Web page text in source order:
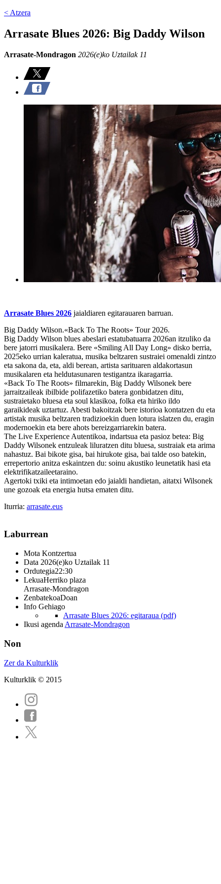
< Atzera
Arrasate Blues 2026: Big Daddy Wilson
Arrasate-Mondragon 2026(e)ko Uztailak 11
Arrasate Blues 2026 jaialdiaren egitarauaren barruan.
Big Daddy Wilson.«Back To The Roots» Tour 2026.
Big Daddy Wilson blues abeslari estatubatuarra 2026an itzuliko da
bere jatorri musikalera. Bere «Smiling All Day Long» disko berria,
2025eko urrian kaleratua, musika beltzaren sustraiei omenaldi zintzo
eta sakona da, eta, aldi berean, artista sarituaren aldakortasun
musikalaren eta heldutasunaren testigantza ikaragarria.
«Back To The Roots» filmarekin, Big Daddy Wilsonek bere
jarraitzaileak ibilbide polifazetiko batera gonbidatzen ditu,
sustraietako bluesa eta soul klasikoa, folka eta hiriko ildo
garaikideak uztartuz. Abesti bakoitzak bere istorioa kontatzen du eta
artistak musika beltzaren tradizioekin duen lotura islatzen du, eragin
modernoekin eta bere ahots bereizgarriarekin batera.
The Live Experience Autentikoa, indartsua eta pasioz betea: Big
Daddy Wilsonek entzuleak liluratzen ditu bluesa, sustraiak eta arima
nahastuz. Bai bikote gisa, bai hirukote gisa, bai talde oso batekin,
errepertorio anitza eskaintzen du: soinu akustiko leunetatik hasi eta
elektrifikatzaileetaraino.
Agertoki txiki eta intimoetan edo jaialdi handietan, aitatxi Wilsonek
une gozoak eta energia hutsa ematen ditu.
Iturria: arrasate.eus
Laburrean
Mota Kontzertua
Data 2026(e)ko Uztailak 11
Ordutegia22:30
LekuaHerriko plaza
Arrasate-Mondragon
ZenbatekoaDoan
Info Gehiago
Arrasate Blues 2026: egitaraua (pdf)
Ikusi agenda Arrasate-Mondragon
Non
Zer da Kulturklik
Kulturklik © 2015